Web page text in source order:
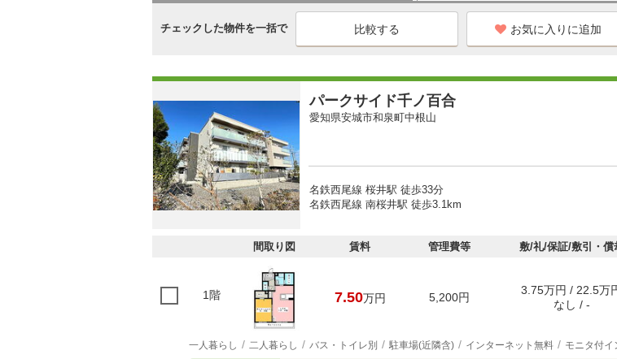
チェックした物件を一括で お気に入りに追加
パークサイド千ノ百合
愛知県安城市和泉町中根山
名鉄西尾線 桜井駅 徒歩33分
名鉄西尾線 南桜井駅 徒歩3.1km
間取り図 賃料 管理費等 敷/礼/保証/敷引・償
1階 7.50万円 5,200円
3.75万円 / 22.5万
なし / -
一人暮らし 二人暮らし バス・トイレ別 駐車場(近隣含) インターネット無料 モニタ付イ